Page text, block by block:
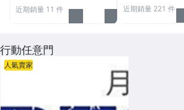
近期銷量 11 件 近期銷量 221 件
行動任意門
人氣賣家